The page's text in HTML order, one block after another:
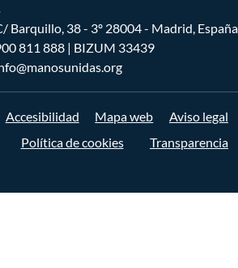
Barquillo, 38 - 3º 28004 - Madrid, España
811 888 | BIZUM 33439
Accesibilidad Mapa web
Aviso legal
Política de cookies
Transparencia